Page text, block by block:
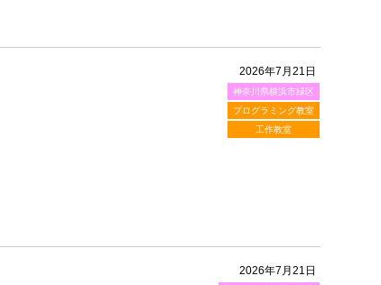
2026年7月21日
神奈川県横浜市緑区
プログラミング教室
工作教室
2026年7月21日